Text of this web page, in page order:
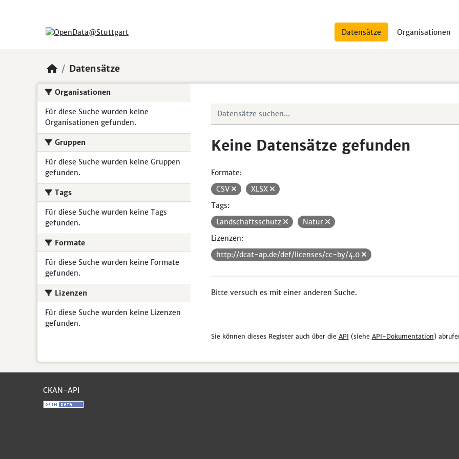
Datensätze Organisationen
Datensätze
Organisationen
Für diese Suche wurden keine
Organisationen gefunden.
Gruppen
Für diese Suche wurden keine Gruppen
gefunden.
Tags
Für diese Suche wurden keine Tags
gefunden.
Formate
Für diese Suche wurden keine Formate
gefunden.
Lizenzen
Für diese Suche wurden keine Lizenzen
gefunden.
Keine Datensätze gefunden
Formate:
CSV
XLSX
Tags:
Landschaftsschutz
Natur
Lizenzen:
http://dcat-ap.de/def/licenses/cc-by/4.0
Bitte versuch es mit einer anderen Suche.
Sie können dieses Register auch über die API (siehe API-Dokumentation)
CKAN-API